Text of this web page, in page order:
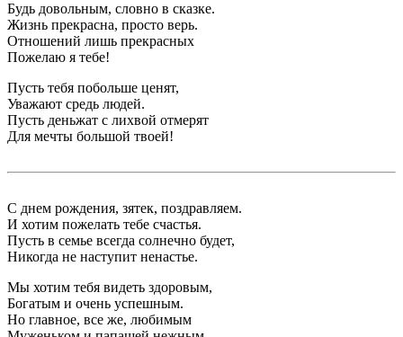
Будь довольным, словно в сказке.
Жизнь прекрасна, просто верь.
Отношений лишь прекрасных
Пожелаю я тебе!
Пусть тебя побольше ценят,
Уважают средь людей.
Пусть деньжат с лихвой отмерят
Для мечты большой твоей!
С днем рождения, зятек, поздравляем.
И хотим пожелать тебе счастья.
Пусть в семье всегда солнечно будет,
Никогда не наступит ненастье.
Мы хотим тебя видеть здоровым,
Богатым и очень успешным.
Но главное, все же, любимым